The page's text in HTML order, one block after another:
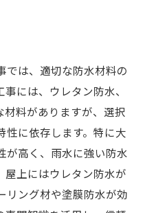
防水工事の役割
与える影響
工事
美観維持
工事の秘訣
事の重要性
せるための地域特性
では、適切な防水材料の
には、ウレタン防水、
材料がありますが、選択
性に依存します。特に大
が高く、雨水に強い防水
屋上にはウレタン防水が
リング材や塗膜防水が効